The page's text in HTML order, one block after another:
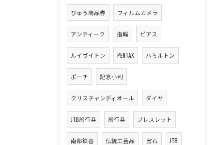
びゅう商品券 フィルムカメラ
アンティーク 指輪 ピアス
ルイヴイトン PENTAX ハミルトン
ポーチ 記念小判
クリスチャンディオール ダイヤ
JTB旅行券 旅行券 ブレスレット
南部鉄器 伝統工芸品 宝石 JTB